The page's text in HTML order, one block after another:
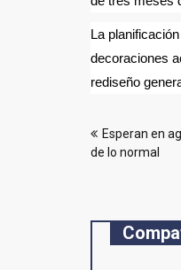
La
decoraciones
rediseño
deEsperan en
de lo normal